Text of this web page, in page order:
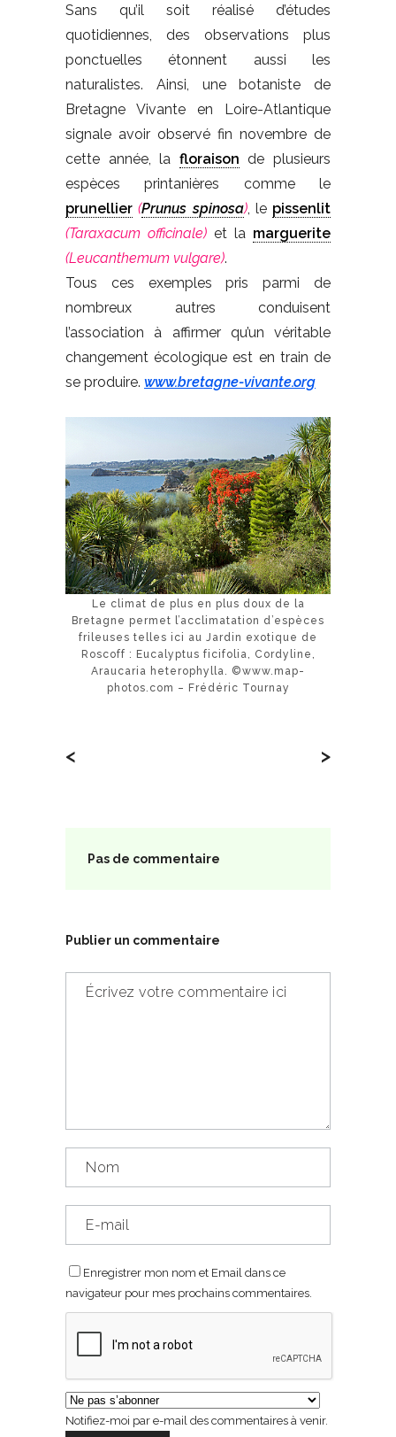
Sans qu’il soit réalisé d’études
quotidiennes, des observations plus
ponctuelles étonnent aussi les
naturalistes. Ainsi, une botaniste de
Bretagne Vivante en Loire-Atlantique
signale avoir observé fin novembre de
cette année, la floraison de plusieurs
espèces printanières comme le
prunellier (Prunus spinosa), le pissenlit
(Taraxacum officinale) et la marguerite
(Leucanthemum vulgare).
Tous ces exemples pris parmi de
nombreux autres conduisent
l’association à affirmer qu’un véritable
changement écologique est en train de
se produire. www.bretagne-vivante.org
Le climat de plus en plus doux de la
Bretagne permet l’acclimatation d’espèces
frileuses telles ici au Jardin exotique de
Roscoff : Eucalyptus ficifolia, Cordyline,
Araucaria heterophylla. ©www.map-
photos.com – Frédéric Tournay
< >
Pas de commentaire
Publier un commentaire
Enregistrer mon nom et Email dans ce
navigateur pour mes prochains commentaires.
Notifiez-moi par e-mail des commentaires à venir.